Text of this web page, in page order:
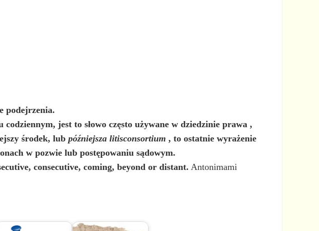
podejrzenia.
jest to słowo często używane w dziedzinieprawa ,
środek, lubpóźniejsza litisconsortium , to ostatnie wyrażenie
w pozwie lub postępowaniu sądowym.
consecutive, coming, beyond or distant. Antonimami